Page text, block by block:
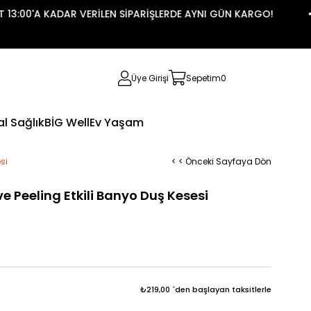
KADAR VERİLEN SİPARİŞLERDE AYNI GÜN KARGO!
Üye Girişi Sepetim0
SağlıkBİG WellEv Yaşam
< < Önceki Sayfaya Dön
Peeling Etkili Banyo Duş Kesesi
₺219,00 `den başlayan taksitlerle